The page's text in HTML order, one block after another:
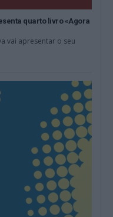
quarto livro «Agora
vai apresentar o seu